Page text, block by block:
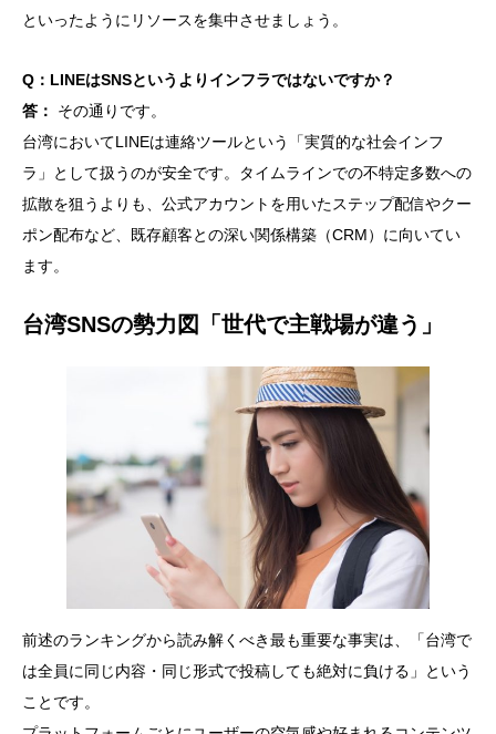
といったようにリソースを集中させましょう。
Q：LINEはSNSというよりインフラではないですか？
答：
その通りです。
台湾においてLINEは連絡ツールという「実質的な社会インフ
ラ」として扱うのが安全です。タイムラインでの不特定多数への
拡散を狙うよりも、公式アカウントを用いたステップ配信やクー
ポン配布など、既存顧客との深い関係構築（CRM）に向いてい
ます。
台湾SNSの勢力図「世代で主戦場が違う」
前述のランキングから読み解くべき最も重要な事実は、「台湾で
は全員に同じ内容・同じ形式で投稿しても絶対に負ける」という
ことです。